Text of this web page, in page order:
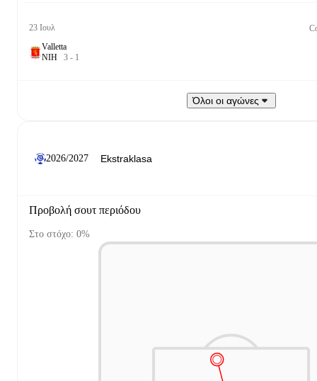
23 Ιουλ
Valletta
ΝΙΗ 3 - 1
Όλοι οι αγώνες
2026/2027
Προβολή σουτ περιόδου
Στο στόχο: 0%